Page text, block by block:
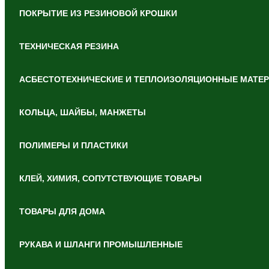
ПОКРЫТИЕ ИЗ РЕЗИНОВОЙ КРОШКИ
ТЕХНИЧЕСКАЯ РЕЗИНА
АСБЕСТОТЕХНИЧЕСКИЕ И ТЕПЛОИЗОЛЯЦИОННЫЕ
КОЛЬЦА, ШАЙБЫ, МАНЖЕТЫ
ПОЛИМЕРЫ И ПЛАСТИКИ
КЛЕЙ, ХИМИЯ, СОПУТСТВУЮЩИЕ ТОВАРЫ
ТОВАРЫ ДЛЯ ДОМА
РУКАВА И ШЛАНГИ ПРОМЫШЛЕННЫЕ